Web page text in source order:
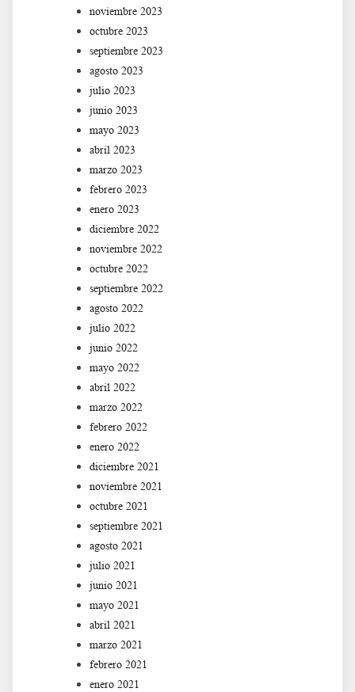
noviembre 2023
octubre 2023
septiembre 2023
agosto 2023
julio 2023
junio 2023
mayo 2023
abril 2023
marzo 2023
febrero 2023
enero 2023
diciembre 2022
noviembre 2022
octubre 2022
septiembre 2022
agosto 2022
julio 2022
junio 2022
mayo 2022
abril 2022
marzo 2022
febrero 2022
enero 2022
diciembre 2021
noviembre 2021
octubre 2021
septiembre 2021
agosto 2021
julio 2021
junio 2021
mayo 2021
abril 2021
marzo 2021
febrero 2021
enero 2021